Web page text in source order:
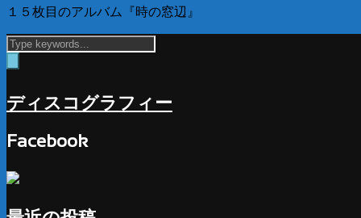
１５枚目のアルバム『時の窓辺』
ディスコグラフィー
Facebook